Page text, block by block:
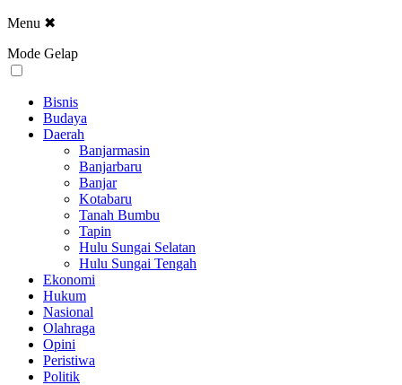
Menu ✖
Mode Gelap
Bisnis
Budaya
Daerah
Banjarmasin
Banjarbaru
Banjar
Kotabaru
Tanah Bumbu
Tapin
Hulu Sungai Selatan
Hulu Sungai Tengah
Ekonomi
Hukum
Nasional
Olahraga
Opini
Peristiwa
Politik